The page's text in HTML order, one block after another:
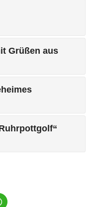
Grüßen aus